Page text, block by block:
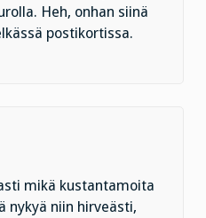
Heh, onhan siinä
postikortissa.
mikä kustantamoita
nykyä niin hirveästi,